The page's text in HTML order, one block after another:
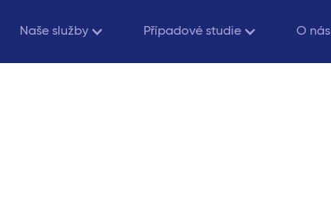
Naše služby Případové studie O nás